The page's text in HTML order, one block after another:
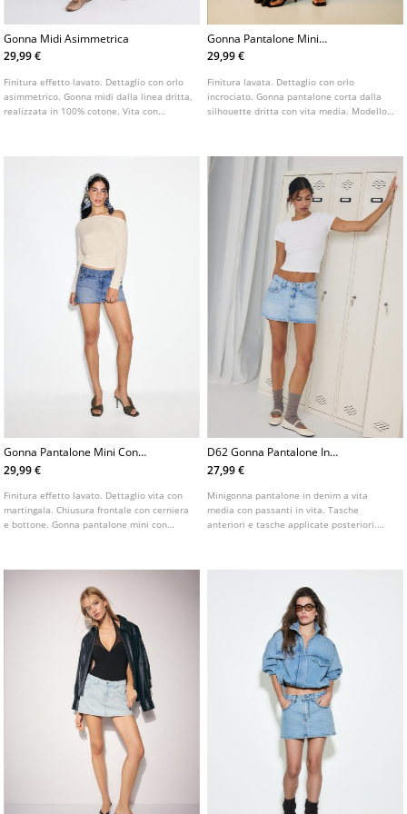
Gonna Midi Asimmetrica
29,99 €
Finitura effetto lavato. Dettaglio con orlo
asimmetrico. Gonna midi dalla linea dritta,
realizzata in 100% cotone. Vita con
Gonna Pantalone Mini
Incrociata
29,99 €
Finitura lavata. Dettaglio con orlo
incrociato. Gonna pantalone corta dalla
silhouette dritta con vita media. Modello a
Gonna Pantalone Mini Con
Dettaglio Martello
29,99 €
Finitura effetto lavato. Dettaglio vita con
martingala. Chiusura frontale con cerniera
e bottone. Gonna pantalone mini con
D62 Gonna Pantalone In
Denim
27,99 €
Minigonna pantalone in denim a vita
media con passanti in vita. Tasche
anteriori e tasche applicate posteriori.